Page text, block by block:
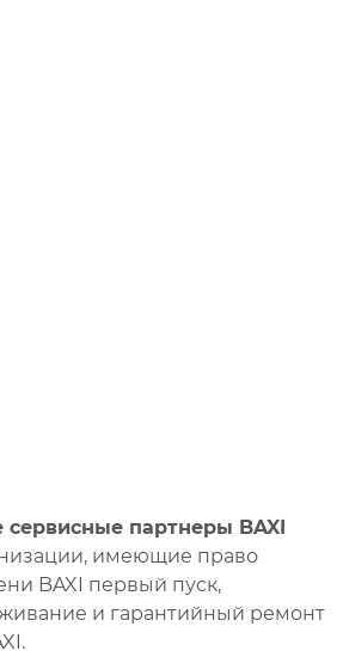
партнеры BAXI
имеющие право
BAXI первый пуск,
и гарантийный ремонт